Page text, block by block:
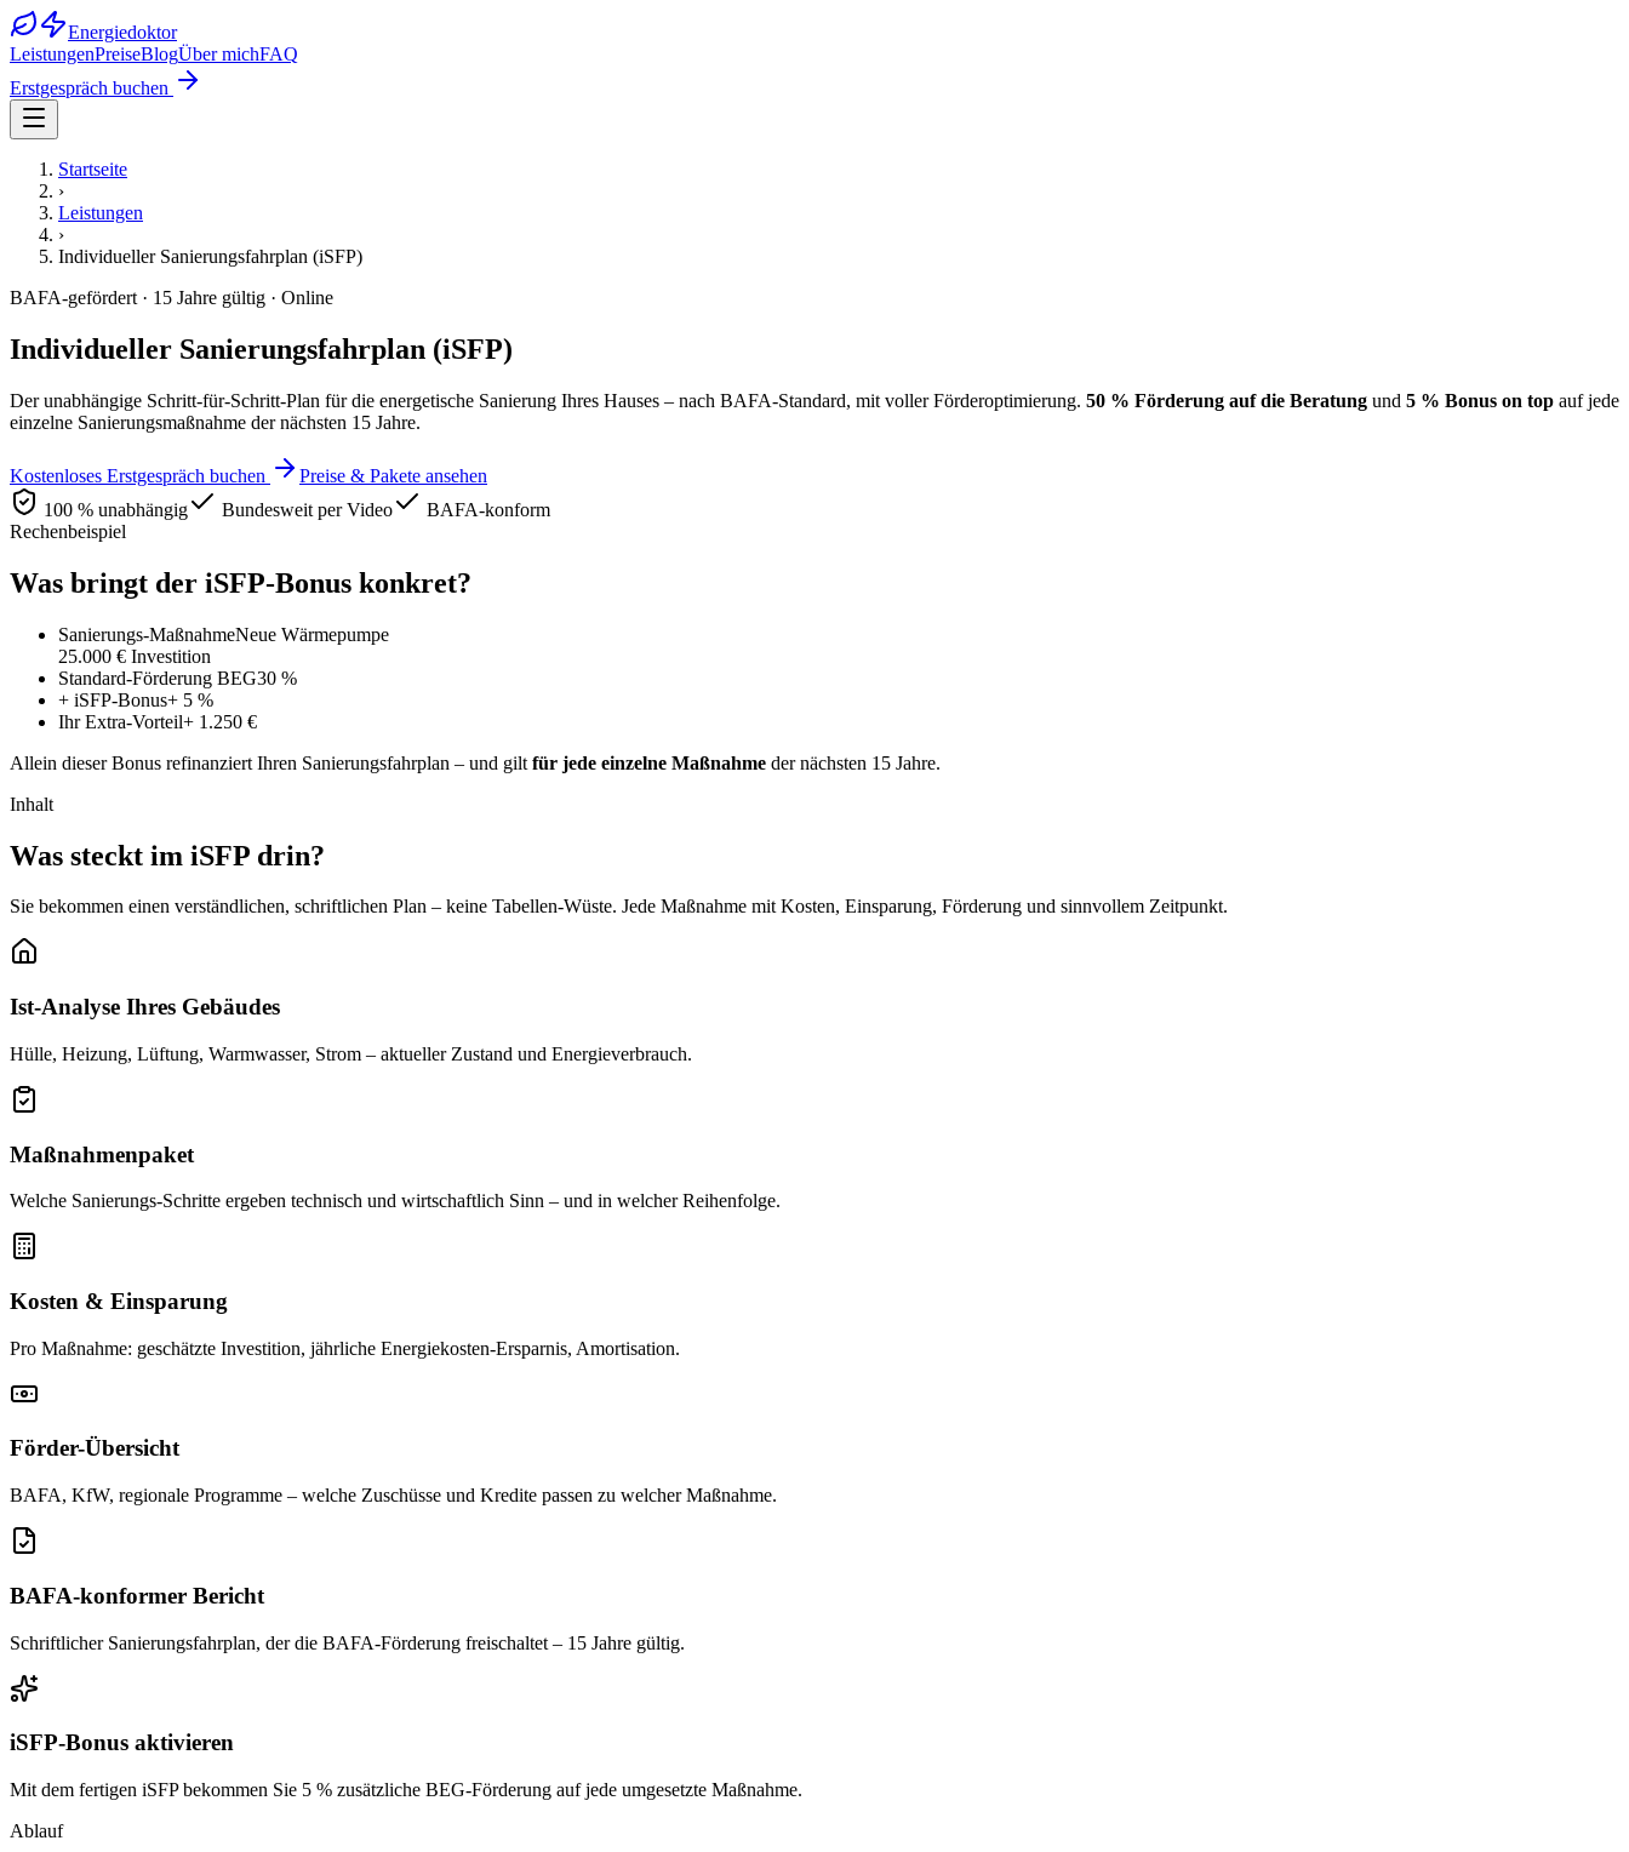
Energiedoktor
LeistungenPreiseBlogÜber michFAQ
Erstgespräch buchen
Startseite
›
Leistungen
›
Individueller Sanierungsfahrplan (iSFP)
BAFA-gefördert · 15 Jahre gültig · Online
Individueller Sanierungs­fahrplan (iSFP)
Der unabhängige Schritt-für-Schritt-Plan für die energetische Sanierung Ihres Hauses – nach BAFA-Standard, mit voller Förderoptimierung. 50 % Förderung auf die Beratung und 5 % Bonus on top auf jede
einzelne Sanierungsmaßnahme der nächsten 15 Jahre.
Kostenloses Erstgespräch buchen
Preise & Pakete ansehen
100 % unabhängig
Bundesweit per Video
BAFA-konform
Rechenbeispiel
Was bringt der iSFP-Bonus konkret?
Sanierungs-MaßnahmeNeue Wärmepumpe
25.000 € Investition
Standard-Förderung BEG30 %
+ iSFP-Bonus+ 5 %
Ihr Extra-Vorteil+ 1.250 €
Allein dieser Bonus refinanziert Ihren Sanierungsfahrplan – und gilt für jede einzelne Maßnahme der nächsten 15 Jahre.
Inhalt
Was steckt im iSFP drin?
Sie bekommen einen verständlichen, schriftlichen Plan – keine Tabellen-Wüste. Jede Maßnahme mit Kosten, Einsparung, Förderung und sinnvollem Zeitpunkt.
Ist-Analyse Ihres Gebäudes
Hülle, Heizung, Lüftung, Warmwasser, Strom – aktueller Zustand und Energieverbrauch.
Maßnahmenpaket
Welche Sanierungs-Schritte ergeben technisch und wirtschaftlich Sinn – und in welcher Reihenfolge.
Kosten & Einsparung
Pro Maßnahme: geschätzte Investition, jährliche Energiekosten-Ersparnis, Amortisation.
Förder-Übersicht
BAFA, KfW, regionale Programme – welche Zuschüsse und Kredite passen zu welcher Maßnahme.
BAFA-konformer Bericht
Schriftlicher Sanierungsfahrplan, der die BAFA-Förderung freischaltet – 15 Jahre gültig.
iSFP-Bonus aktivieren
Mit dem fertigen iSFP bekommen Sie 5 % zusätzliche BEG-Förderung auf jede umgesetzte Maßnahme.
Ablauf